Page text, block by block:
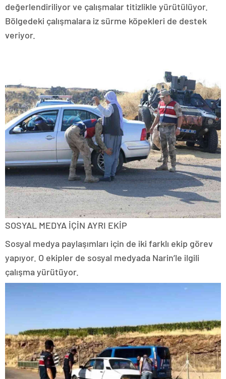
değerlendiriliyor ve çalışmalar titizlikle yürütülüyor.
Bölgedeki çalışmalara iz sürme köpekleri de destek
veriyor.
SOSYAL MEDYA İÇİN AYRI EKİP
Sosyal medya paylaşımları için de iki farklı ekip görev
yapıyor. O ekipler de sosyal medyada Narin’le ilgili
çalışma yürütüyor.